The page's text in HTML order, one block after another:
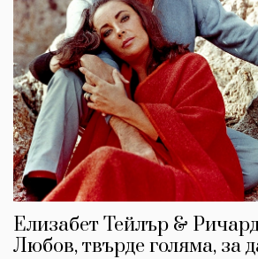
Елизабет Тейлър &
Любов, твърде голяма, за